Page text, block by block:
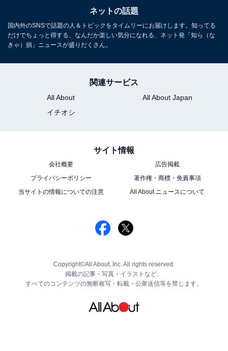
ネットの話題
国内外のSNSで話題の人＆トピックをタイムリーにお届けします。知ってる
だけでちょっと得する、なんだか楽しい気分になれる、ネット発「知ら（な
きゃ）損」ニュースが盛りだくさん。
関連サービス
All About
All About Japan
イチオシ
サイト情報
会社概要
広告掲載
プライバシーポリシー
著作権・商標・免責事項
当サイトの情報についての注意
All About ニュースについて
Copyright©All About, Inc. All rights reserved.
掲載の記事・写真・イラストなど、
すべてのコンテンツの無断複写・転載・公衆送信等を禁じます。